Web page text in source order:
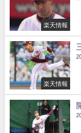
楽天情報
楽天情報